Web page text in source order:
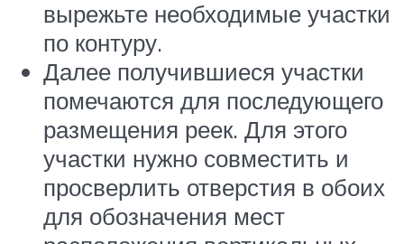
вырежьте необходимые участки
по контуру.
Далее получившиеся участки
помечаются для последующего
размещения реек. Для этого
участки нужно совместить и
просверлить отверстия в обоих
для обозначения мест